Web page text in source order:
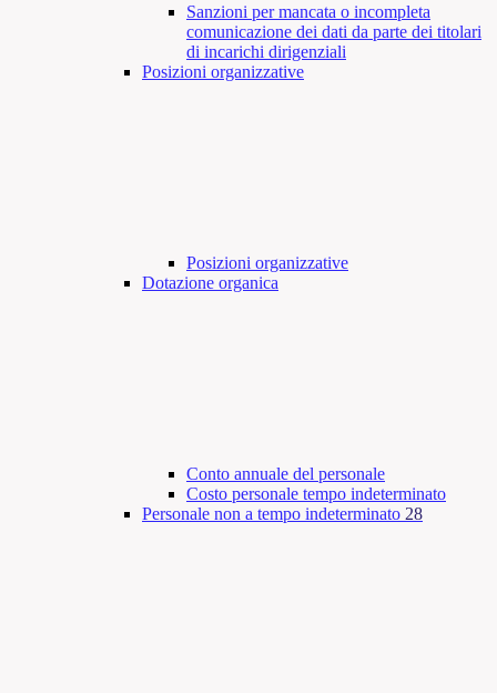
Sanzioni per mancata o incompleta
comunicazione dei dati da parte dei titolari
di incarichi dirigenziali
Posizioni organizzative
Posizioni organizzative
Dotazione organica
Conto annuale del personale
Costo personale tempo indeterminato
Personale non a tempo indeterminato 28